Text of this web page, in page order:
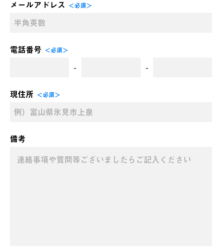
メールアドレス ＜必須＞
電話番号 ＜必須＞
- -
現住所 ＜必須＞
備考